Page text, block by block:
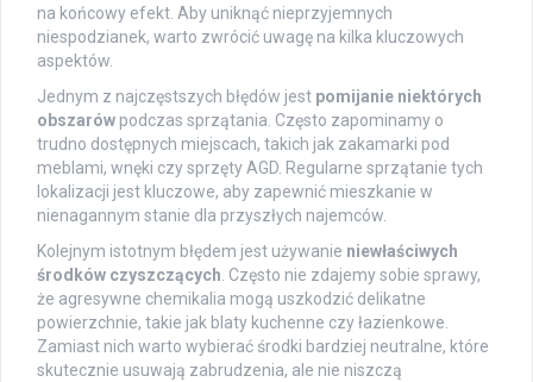
na końcowy efekt. Aby uniknąć nieprzyjemnych
niespodzianek, warto zwrócić uwagę na kilka kluczowych
aspektów.
Jednym z najczęstszych błędów jest pomijanie niektórych
obszarów podczas sprzątania. Często zapominamy o
trudno dostępnych miejscach, takich jak zakamarki pod
meblami, wnęki czy sprzęty AGD. Regularne sprzątanie tych
lokalizacji jest kluczowe, aby zapewnić mieszkanie w
nienagannym stanie dla przyszłych najemców.
Kolejnym istotnym błędem jest używanie niewłaściwych
środków czyszczących . Często nie zdajemy sobie sprawy,
że agresywne chemikalia mogą uszkodzić delikatne
powierzchnie, takie jak blaty kuchenne czy łazienkowe.
Zamiast nich warto wybierać środki bardziej neutralne, które
skutecznie usuwają zabrudzenia, ale nie niszczą